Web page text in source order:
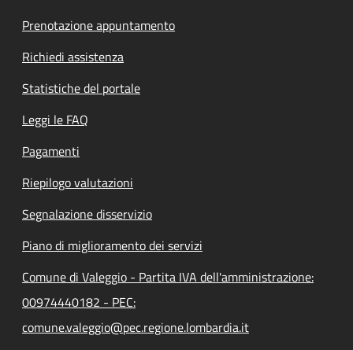
Prenotazione appuntamento
Richiedi assistenza
Statistiche del portale
Leggi le FAQ
Pagamenti
Riepilogo valutazioni
Segnalazione disservizio
Piano di miglioramento dei servizi
Comune di Valeggio - Partita IVA dell'amministrazione:
00974440182 - PEC:
comune.valeggio@pec.regione.lombardia.it